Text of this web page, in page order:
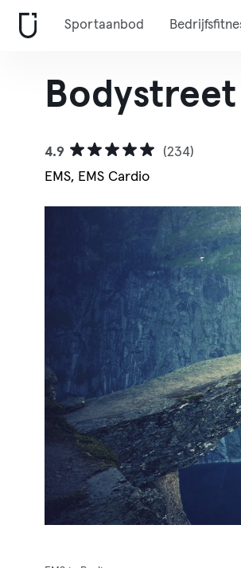
Sportaanbod
4.9
(234)
EMS, EMS Cardio